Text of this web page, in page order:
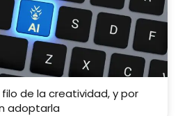
de la creatividad, y por
adoptarla